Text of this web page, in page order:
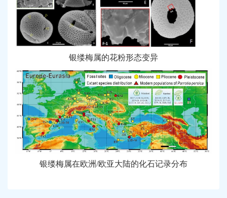
银缕梅属的花粉形态变异
银缕梅属在欧洲/欧亚大陆的化石记录分布